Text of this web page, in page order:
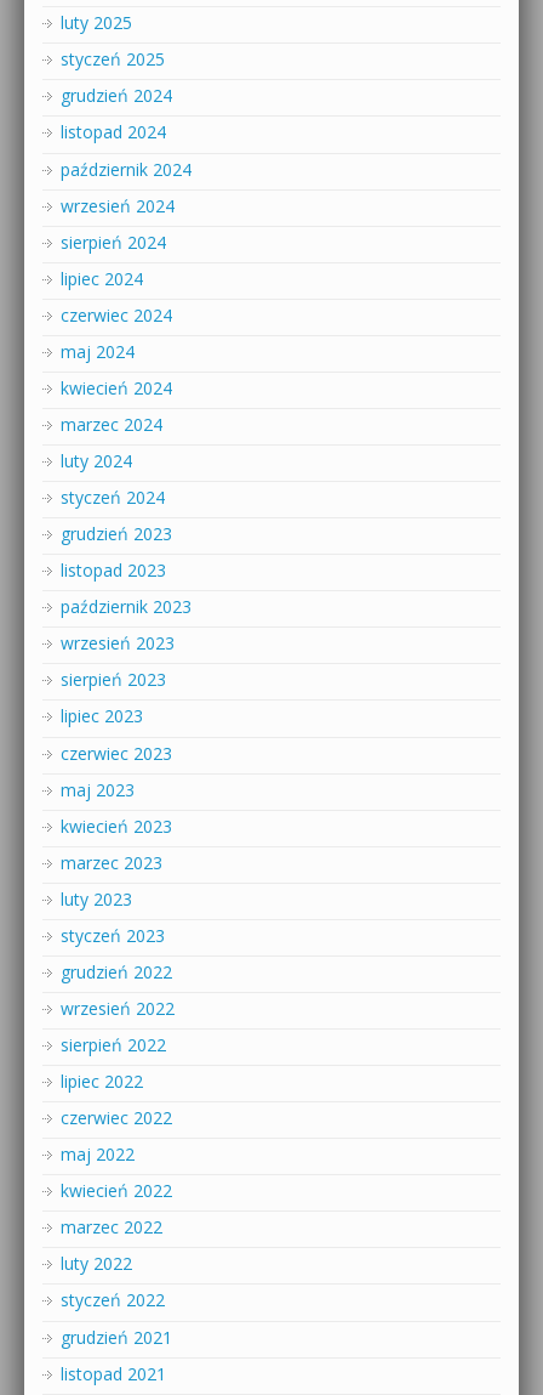
luty 2025
styczeń 2025
grudzień 2024
listopad 2024
październik 2024
wrzesień 2024
sierpień 2024
lipiec 2024
czerwiec 2024
maj 2024
kwiecień 2024
marzec 2024
luty 2024
styczeń 2024
grudzień 2023
listopad 2023
październik 2023
wrzesień 2023
sierpień 2023
lipiec 2023
czerwiec 2023
maj 2023
kwiecień 2023
marzec 2023
luty 2023
styczeń 2023
grudzień 2022
wrzesień 2022
sierpień 2022
lipiec 2022
czerwiec 2022
maj 2022
kwiecień 2022
marzec 2022
luty 2022
styczeń 2022
grudzień 2021
listopad 2021